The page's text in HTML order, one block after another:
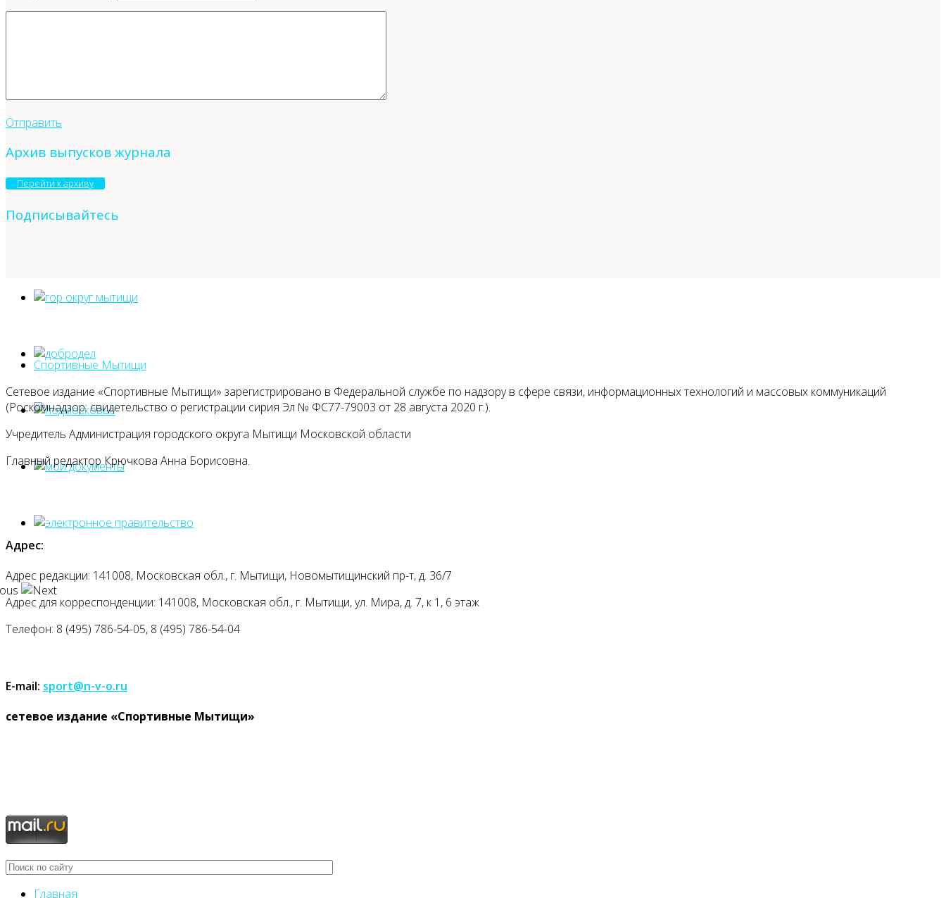
Отправить
Архив выпусков журнала
Перейти к архиву
Подписывайтесь
Спортивные Мытищи
Сетевое издание «Спортивные Мытищи» зарегистрировано в Федеральной службе по надзору в сфере связи, информационных технологий и массовых коммуникаций
(Роскомнадзор: свидетельство о регистрации сирия Эл № ФС77-79003 от 28 августа 2020 г.).
Учредитель Администрация городского округа Мытищи Московской области
Главный редактор Крючкова Анна Борисовна.
Адрес:
Адрес редакции: 141008, Московская обл., г. Мытищи, Новомытищинский пр-т, д. 36/7
Адрес для корреспонденции: 141008, Московская обл., г. Мытищи, ул. Мира, д. 7, к 1, 6 этаж
Телефон: 8 (495) 786-54-05, 8 (495) 786-54-04
E-mail: sport@n-v-o.ru
cетевое издание «Спортивные Мытищи»
Главная